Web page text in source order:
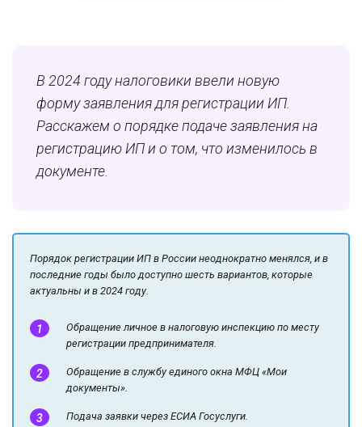
В 2024 году налоговики ввели новую
форму заявления для регистрации ИП.
Расскажем о порядке подаче заявления на
регистрацию ИП и о том, что изменилось в
документе.
Порядок регистрации ИП в России неоднократно менялся, и в
последние годы было доступно шесть вариантов, которые
актуальны и в 2024 году.
Обращение личное в налоговую инспекцию по месту
регистрации предпринимателя.
Обращение в службу единого окна МФЦ «Мои
документы».
Подача заявки через ЕСИА Госуслуги.